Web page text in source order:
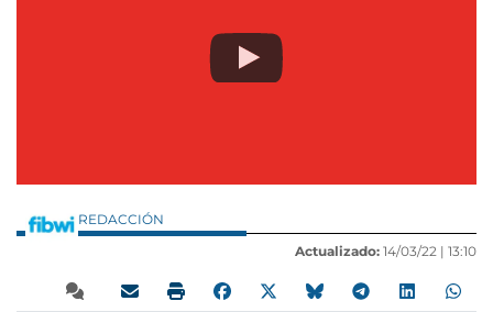
REDACCIÓN
Actualizado: 14/03/22 | 13:10